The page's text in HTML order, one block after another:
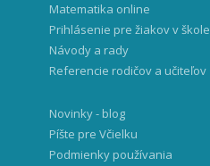
Matematika online
Prihlásenie pre žiakov v škole
Návody a rady
Referencie rodičov a učiteľov
Novinky - blog
Píšte pre Včielku
Podmienky používania